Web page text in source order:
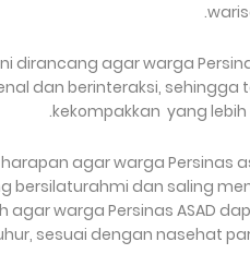
dirancang agar warga
dan berinteraksi, sehingga
kekompakkan yang
agar warga Persinas
bersilaturahmi dan saling
warga Persinas ASAD
sesuai dengan nasehat